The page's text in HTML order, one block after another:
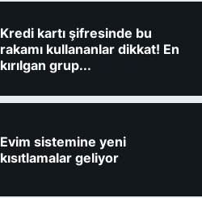
Kredi kartı şifresinde bu
rakamı kullananlar dikkat! En
kırılgan grup...
Evim sistemine yeni
kısıtlamalar geliyor